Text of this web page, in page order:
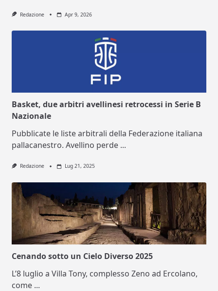
Redazione Apr 9, 2026
Basket, due arbitri avellinesi retrocessi in Serie B
Nazionale
Pubblicate le liste arbitrali della Federazione italiana
pallacanestro. Avellino perde ...
Redazione Lug 21, 2025
Cenando sotto un Cielo Diverso 2025
L’8 luglio a Villa Tony, complesso Zeno ad Ercolano,
come ...